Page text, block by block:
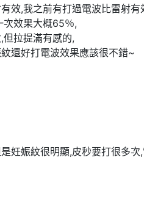
效,我之前有打過電波比雷射有
次效果大概65％,
但拉提滿有感的,
還好打電波效果應該很不錯~
妊娠紋很明顯,皮秒要打很多